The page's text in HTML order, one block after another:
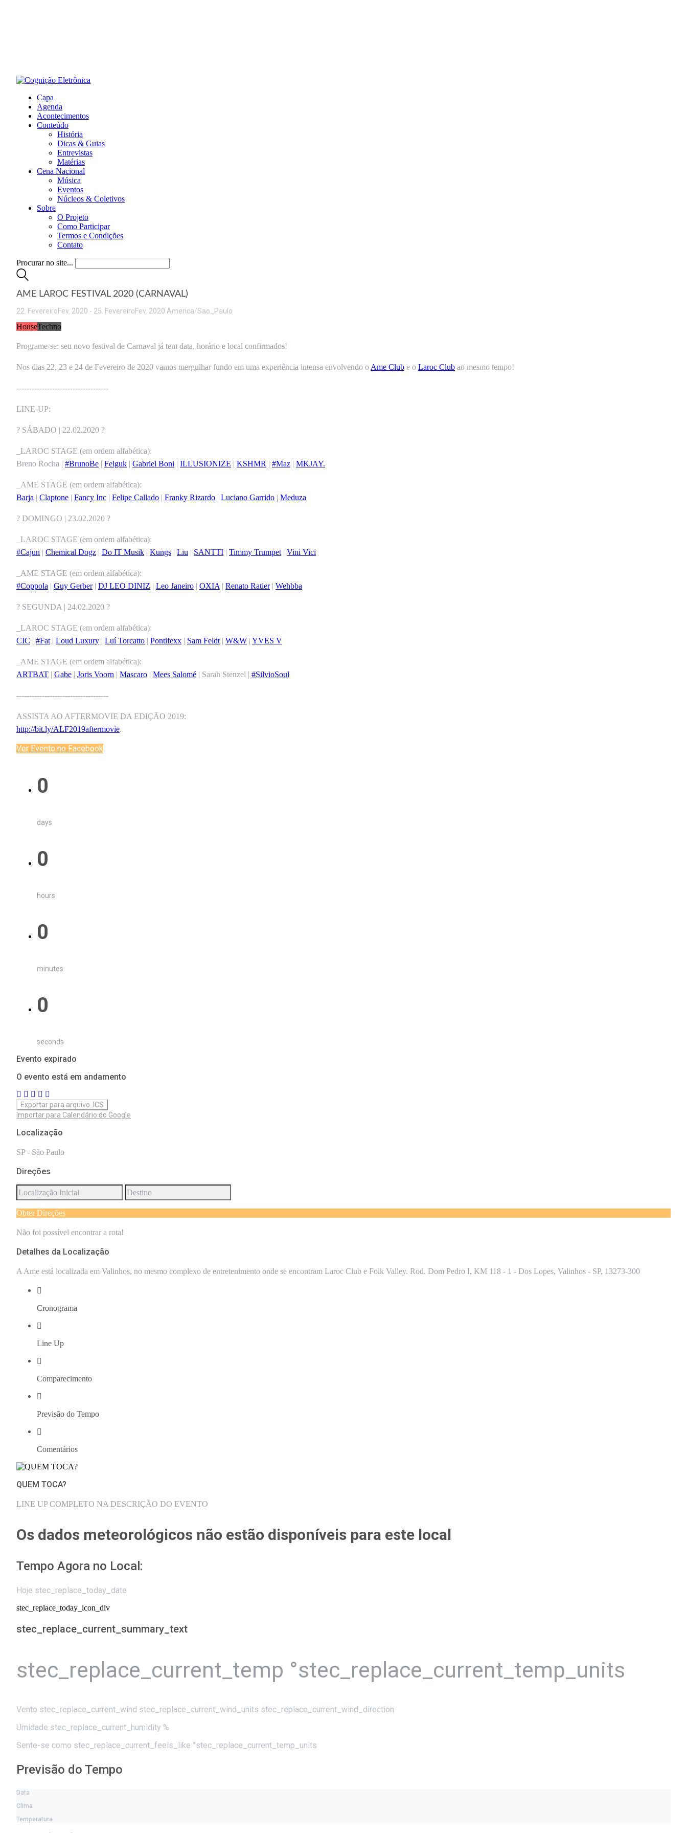
Capa
Agenda
Acontecimentos
Conteúdo
História
Dicas & Guias
Entrevistas
Matérias
Cena Nacional
Música
Eventos
Núcleos & Coletivos
Sobre
O Projeto
Como Participar
Termos e Condições
Contato
Procurar no site...
AME LAROC FESTIVAL 2020 (CARNAVAL)
22 FevereiroFev. 2020 - 25 FevereiroFev. 2020 America/Sao_Paulo
HouseTechno
Programe-se: seu novo festival de Carnaval já tem data, horário e local confirmados!
Nos dias 22, 23 e 24 de Fevereiro de 2020 vamos mergulhar fundo em uma experiência intensa envolvendo o Ame Club e o Laroc Club ao mesmo tempo!
------------------------------------
LINE-UP:
? SÁBADO | 22.02.2020 ?
_LAROC STAGE (em ordem alfabética):
Breno Rocha | #BrunoBe | Felguk | Gabriel Boni | ILLUSIONIZE | KSHMR | #Maz | MKJAY.
_AME STAGE (em ordem alfabética):
Barja | Claptone | Fancy Inc | Felipe Callado | Franky Rizardo | Luciano Garrido | Meduza
? DOMINGO | 23.02.2020 ?
_LAROC STAGE (em ordem alfabética):
#Cajun | Chemical Dogz | Do IT Musik | Kungs | Liu | SANTTI | Timmy Trumpet | Vini Vici
_AME STAGE (em ordem alfabética):
#Coppola | Guy Gerber| DJ LEO DINIZ | Leo Janeiro | OXIA | Renato Ratier| Wehbba
? SEGUNDA | 24.02.2020 ?
_LAROC STAGE (em ordem alfabética):
CIC | #Fat | Loud Luxury | Luí Torcatto | Pontifexx | Sam Feldt | W&W | YVES V
_AME STAGE (em ordem alfabética):
ARTBAT | Gabe | Joris Voorn | Mascaro | Mees Salomé | Sarah Stenzel | #SilvioSoul
------------------------------------
ASSISTA AO AFTERMOVIE DA EDIÇÃO 2019:
http://bit.ly/ALF2019aftermovie.
Ver Evento no Facebook
0
days
0
hours
0
minutes
0
seconds
Evento expirado
O evento está em andamento
Exportar para arquivo .ICS
Importar para Calendário do Google
Localização
SP - São Paulo
Direções
Obter Direções
Não foi possível encontrar a rota!
Detalhes da Localização
A Ame está localizada em Valinhos, no mesmo complexo de entretenimento onde se encontram Laroc Club e Folk Valley. Rod. Dom Pedro I, KM 118 - 1 - Dos Lopes, Valinhos - SP, 13273-300
Cronograma
Line Up
Comparecimento
Previsão do Tempo
Comentários
QUEM TOCA?
LINE UP COMPLETO NA DESCRIÇÃO DO EVENTO
Os dados meteorológicos não estão disponíveis para este local
Tempo Agora no Local:
Hoje stec_replace_today_date
stec_replace_today_icon_div
stec_replace_current_summary_text
stec_replace_current_temp °stec_replace_current_temp_units
Vento stec_replace_current_wind stec_replace_current_wind_units stec_replace_current_wind_direction
Umidade stec_replace_current_humidity %
Sente-se como stec_replace_current_feels_like °stec_replace_current_temp_units
Previsão do Tempo
Data
Clima
Temperatura